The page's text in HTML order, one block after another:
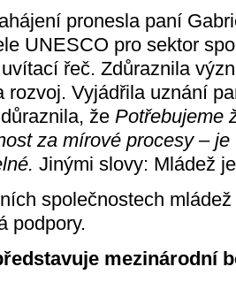
pronesla paní
UNESCO pro sektor
řeč. Zdůraznila
rozvoj. Vyjádřila uznání
že Potřebujeme
za mírové procesy –
Jinými slovy: Mládež
společnostech
podpory.
mezinárodní